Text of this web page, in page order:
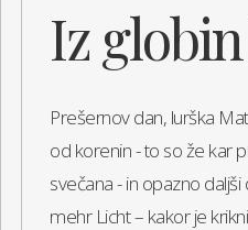
Iz
Prešernov dan, lurška
od korenin - to so že kar
svečana - in opazno
mehr Licht – kakor je